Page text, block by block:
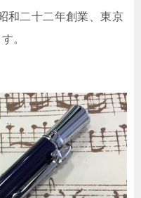
和二十二年創業、東京
。